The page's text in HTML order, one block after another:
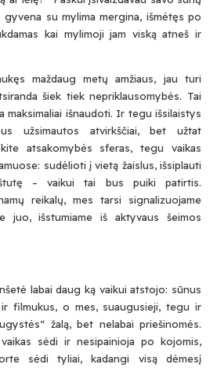
gyvena su mylima mergina, išmėtęs po
kai mylimoji jam viską atneš ir
maždaug metų amžiaus, jau turi
šiek tiek nepriklausomybės. Tai
maksimaliai išnaudoti. Ir tegu išsilaistys
užsimautos atvirkščiai, bet užtat
atsakomybės sferas, tegu vaikas
sudėlioti į vietą žaislus, išsiplauti
– vaikui tai bus puiki patirtis.
reikalų, mes tarsi signalizuojame
juo, išstumiame iš aktyvaus šeimos
labai daug ką vaikui atstojo: sūnus
ir filmukus, o mes, suaugusieji, tegu ir
žalą, bet nelabai priešinomės.
sėdi ir nesipainioja po kojomis,
sėdi tyliai, kadangi visą dėmesį